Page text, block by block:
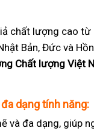
chất lượng cao
Bản, Đức và
Chất lượng Việt
dạng tính năng:
và đa dạng, giúp